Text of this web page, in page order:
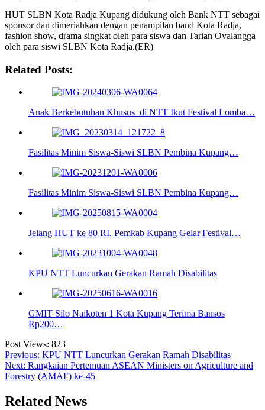
HUT SLBN Kota Radja Kupang didukung oleh Bank NTT sebagai
sponsor dan dimeriahkan dengan penampilan band Kota Radja,
fashion show, drama singkat oleh para siswa dan Tarian Ovalangga
oleh para siswi SLBN Kota Radja.(ER)
Related Posts:
Anak Berkebutuhan Khusus di NTT Ikut Festival Lomba…
Fasilitas Minim Siswa-Siswi SLBN Pembina Kupang…
Fasilitas Minim Siswa-Siswi SLBN Pembina Kupang…
Jelang HUT ke 80 RI, Pemkab Kupang Gelar Festival…
KPU NTT Luncurkan Gerakan Ramah Disabilitas
GMIT Silo Naikoten 1 Kota Kupang Terima Bansos
Rp200…
Post Views: 823
Navigasi
pos
Previous: KPU NTT Luncurkan Gerakan Ramah Disabilitas
Next: Rangkaian Pertemuan ASEAN Ministers on Agriculture and
Forestry (AMAF) ke-45
Related News